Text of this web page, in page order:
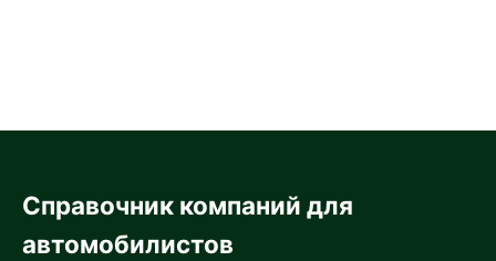
Справочник компаний для
автомобилистов